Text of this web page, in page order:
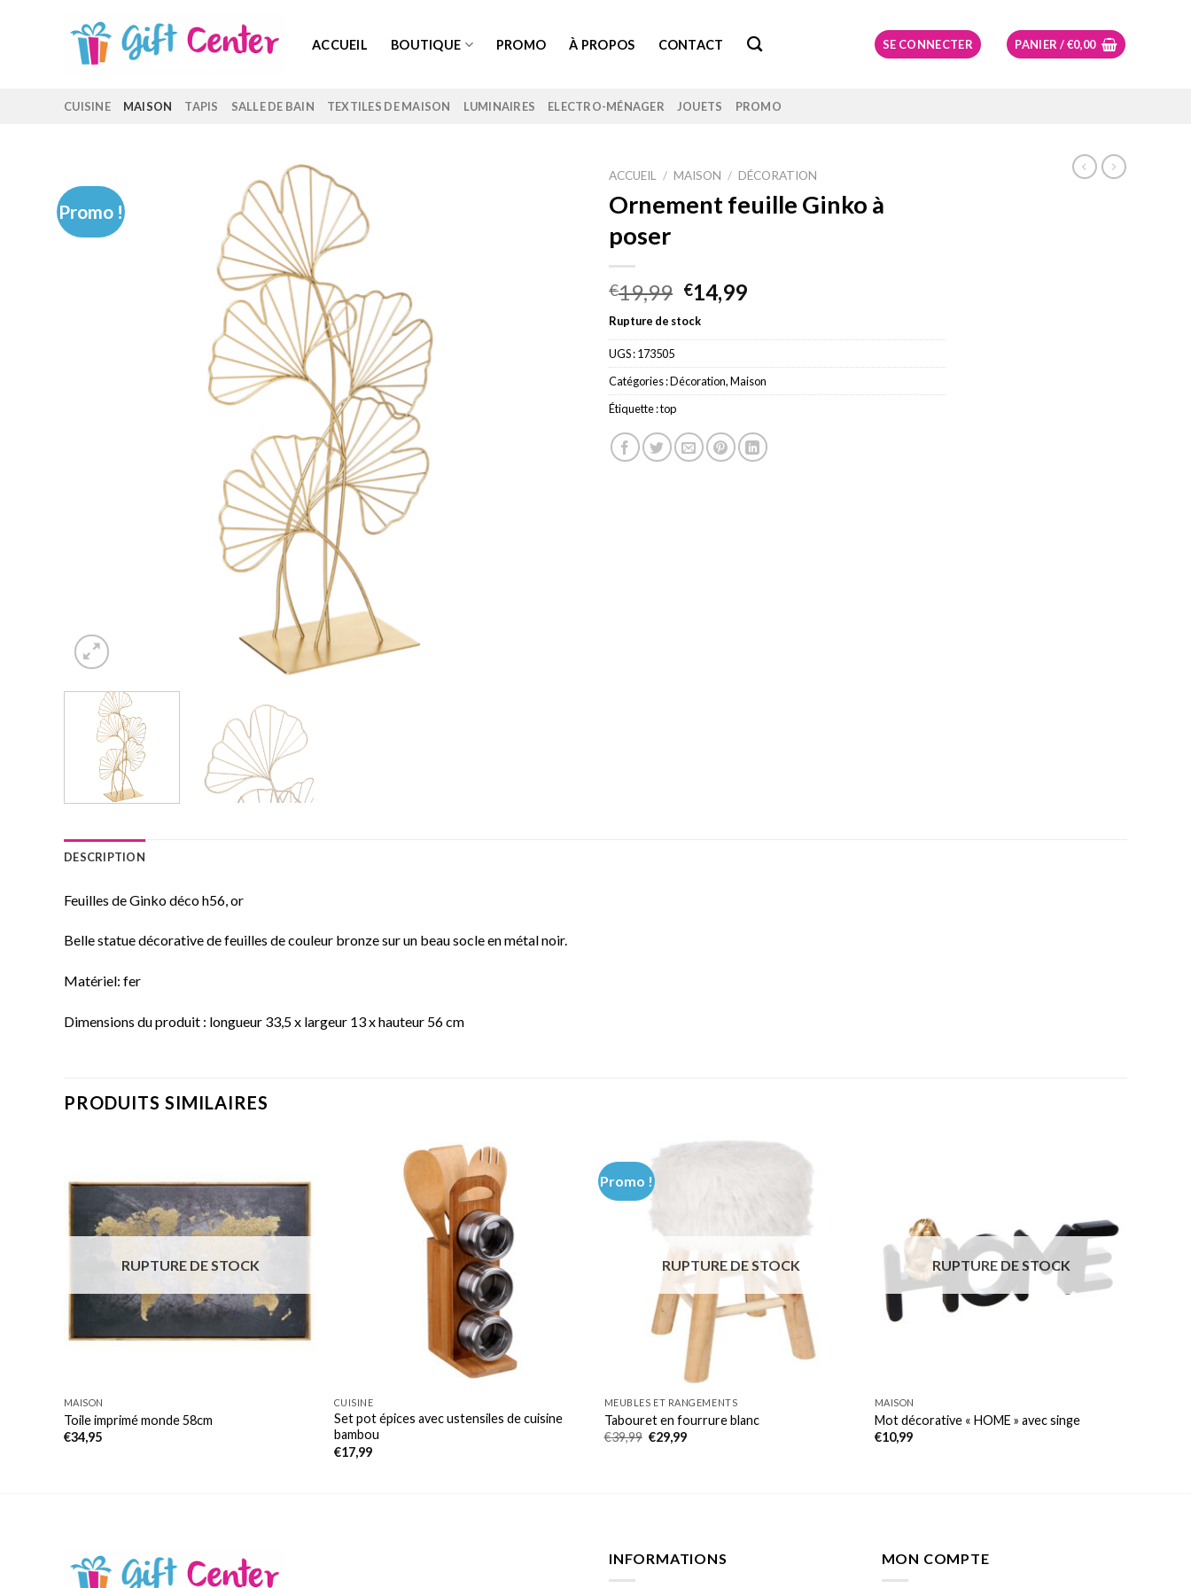
ACCUEIL BOUTIQUE PROMO À PROPOS CONTACT SE CONNECTER PANIER /€0,00
CUISINE MAISON TAPIS SALLE DE BAIN TEXTILES DE MAISON LUMINAIRES ELECTRO-MÉNAGER JOUETS PROMO
Promo !
ACCUEIL / MAISON / DÉCORATION
Ornement feuille Ginko à
poser
€19,99 Le
prix
initial
€19,99.
€14,99Le
actuel
€14,99.
Rupture de stock
UGS :173505
Catégories :Décoration,Maison
Étiquette :top
DESCRIPTION
Feuilles de Ginko déco h56, or
Belle statue décorative de feuilles de couleur bronze sur un beau socle en métal noir.
Matériel: fer
Dimensions du produit : longueur 33,5 x largeur 13 x hauteur 56 cm
PRODUITS SIMILAIRES
RUPTURE DE STOCK
MAISON
Toile imprimé monde 58cm
€34,95
CUISINE
Set pot épices avec ustensiles de cuisine
bambou
€17,99
Promo !
RUPTURE DE STOCK
MEUBLES ET RANGEMENTS
Tabouret en fourrure blanc
€39,99 Le
€29,99Le
RUPTURE DE STOCK
MAISON
Mot décorative « HOME » avec singe
€10,99
INFORMATIONS MON COMPTE